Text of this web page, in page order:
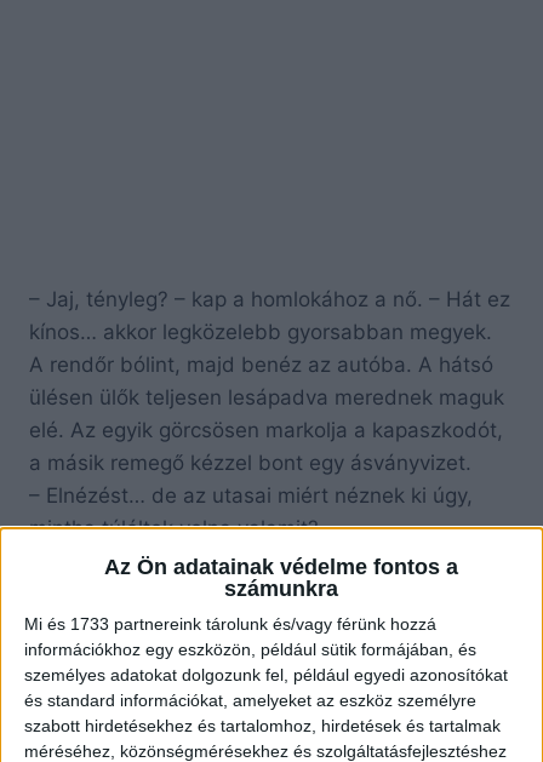
Az Ön adatainak védelme fontos a
számunkra
Mi és 1733 partnereink tárolunk és/vagy férünk hozzá
információkhoz egy eszközön, például sütik formájában, és
személyes adatokat dolgozunk fel, például egyedi azonosítókat
és standard információkat, amelyeket az eszköz személyre
szabott hirdetésekhez és tartalomhoz, hirdetések és tartalmak
méréséhez, közönségmérésekhez és szolgáltatásfejlesztéshez
– Jaj, tényleg? – kap a homlokához a nő. – Hát ez
kínos… akkor legközelebb gyorsabban megyek.
A rendőr bólint, majd benéz az autóba. A hátsó
ülésen ülők teljesen lesápadva merednek maguk
elé. Az egyik görcsösen markolja a kapaszkodót,
a másik remegő kézzel bont egy ásványvizet.
– Elnézést… de az utasai miért néznek ki úgy,
mintha túléltek volna valamit?
Mielőtt a nő megszólalhatna, hátulról egy remegő
hang válaszol:
– Mert… öt perce kanyarodtunk le a 262-es
útról…